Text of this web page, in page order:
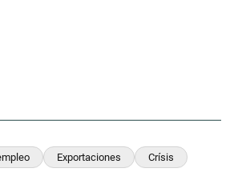
Exportaciones Crísis